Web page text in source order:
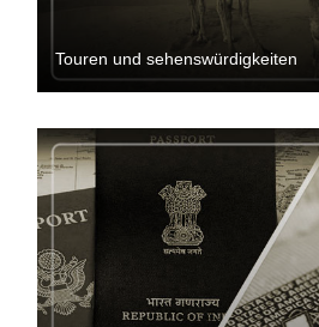
Touren und sehenswürdigkeiten